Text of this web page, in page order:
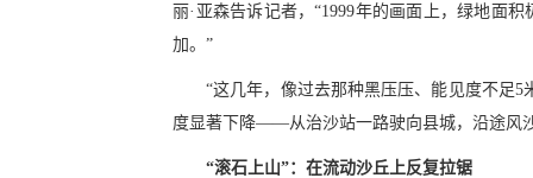
丽·亚森告诉记者，“1999年的画面上，绿地面
加。”
“这几年，像过去那种黑压压、能见度不足
度显著下降——从治沙站一路驶向县城，沿途风
“滚石上山”：在流动沙丘上反复拉锯